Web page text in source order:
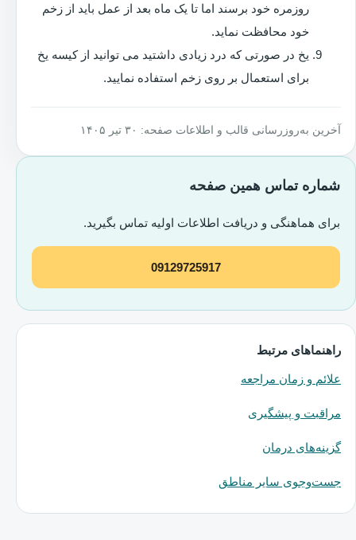
روزمره خود برسند اما تا یک ماه بعد از عمل باید از زخم
خود محافظت نماید.
یخ در صورتی که درد زیادی داشتید می توانید از کیسه یخ
برای استعمال بر روی زخم استفاده نمایید.
آخرین به‌روزرسانی قالب و اطلاعات صفحه: ۳۰ تیر ۱۴۰۵
شماره تماس همین صفحه
برای هماهنگی و دریافت اطلاعات اولیه تماس بگیرید.
09129725917
راهنماهای مرتبط
علائم و زمان مراجعه
مراقبت و پیشگیری
گزینه‌های درمان
جست‌وجوی سایر مناطق